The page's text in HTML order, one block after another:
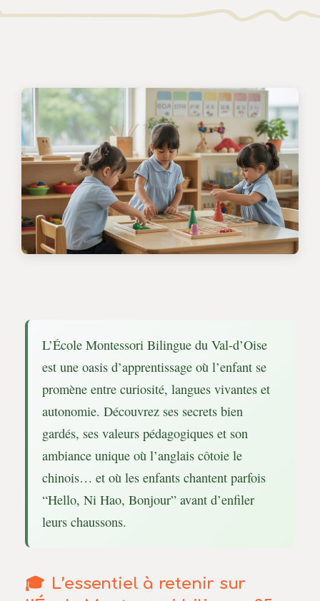
L’École Montessori Bilingue du Val-d’Oise
est une oasis d’apprentissage où l’enfant se
promène entre curiosité, langues vivantes et
autonomie. Découvrez ses secrets bien
gardés, ses valeurs pédagogiques et son
ambiance unique où l’anglais côtoie le
chinois… et où les enfants chantent parfois
“Hello, Ni Hao, Bonjour” avant d’enfiler
leurs chaussons.
L’essentiel à retenir sur